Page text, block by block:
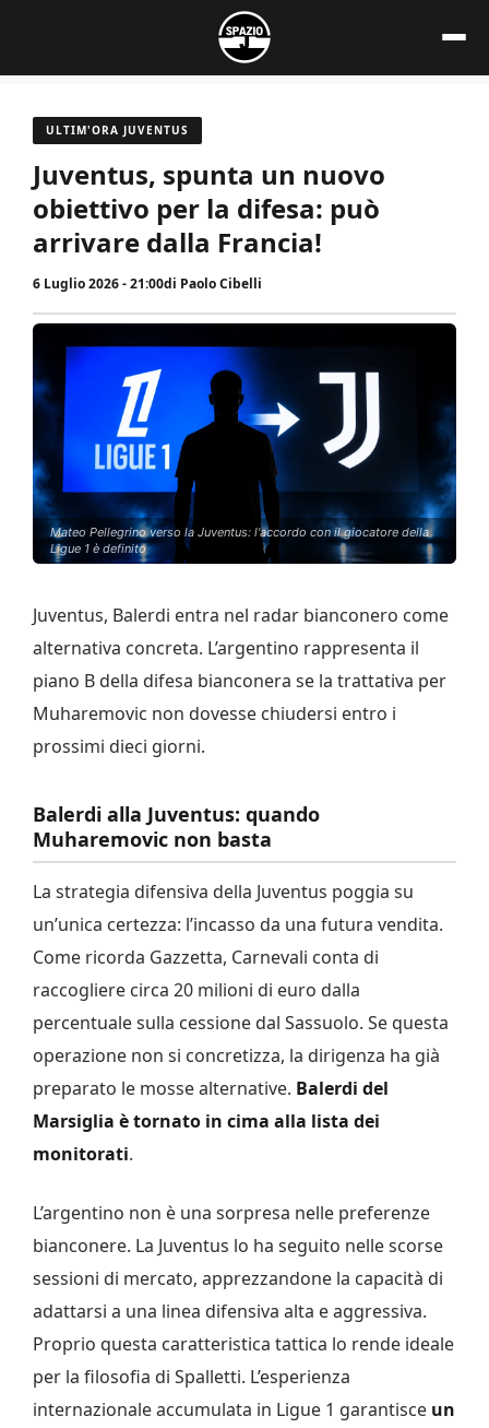
contenuto
ULTIM'ORA JUVENTUS
Juventus, spunta un nuovo
obiettivo per la difesa: può
arrivare dalla Francia!
6 Luglio 2026 - 21:00di Paolo Cibelli
Mateo Pellegrino verso la Juventus: l'accordo con il giocatore della
Ligue 1 è definito
Juventus, Balerdi entra nel radar bianconero come
alternativa concreta. L’argentino rappresenta il
piano B della difesa bianconera se la trattativa per
Muharemovic non dovesse chiudersi entro i
prossimi dieci giorni.
Balerdi alla Juventus: quando
Muharemovic non basta
La strategia difensiva della Juventus poggia su
un’unica certezza: l’incasso da una futura vendita.
Come ricorda Gazzetta, Carnevali conta di
raccogliere circa 20 milioni di euro dalla
percentuale sulla cessione dal Sassuolo. Se questa
operazione non si concretizza, la dirigenza ha già
preparato le mosse alternative. Balerdi del
Marsiglia è tornato in cima alla lista dei
monitorati.
L’argentino non è una sorpresa nelle preferenze
bianconere. La Juventus lo ha seguito nelle scorse
sessioni di mercato, apprezzandone la capacità di
adattarsi a una linea difensiva alta e aggressiva.
Proprio questa caratteristica tattica lo rende ideale
per la filosofia di Spalletti. L’esperienza
internazionale accumulata in Ligue 1 garantisce un